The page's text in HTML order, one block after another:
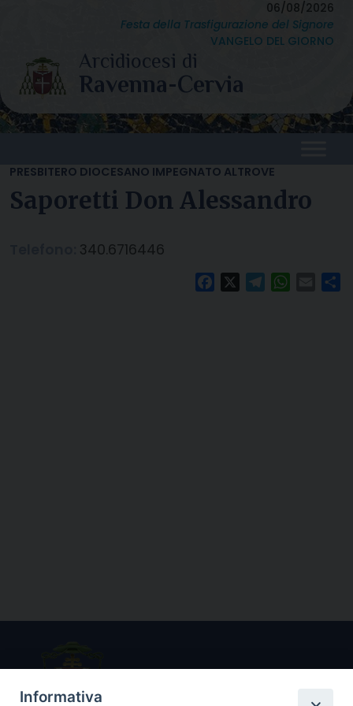
content
06/08/2026
Festa della Trasfigurazione del Signore
VANGELO DEL GIORNO
PRESBITERO DIOCESANO IMPEGNATO ALTROVE
Saporetti Don Alessandro
340.6716446
FacebookTelegramEmail
Informativa